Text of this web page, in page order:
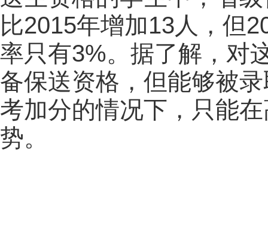
比2015年增加13人，但
率只有3%。据了解，对
备保送资格，但能够被
考加分的情况下，只能
势。